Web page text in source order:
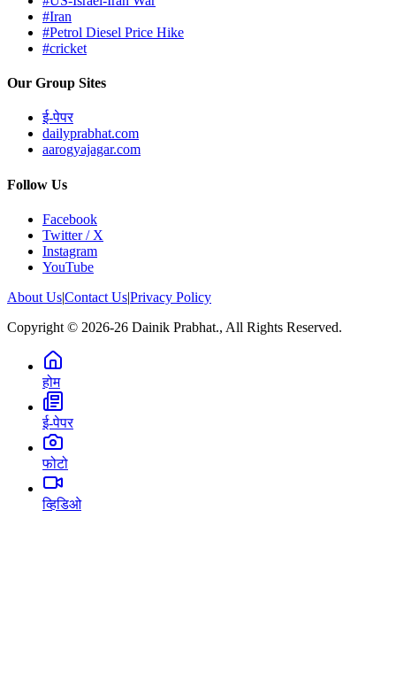
#Iran
#Petrol Diesel Price Hike
#cricket
Our Group Sites
ई-पेपर
dailyprabhat.com
aarogyajagar.com
Follow Us
Facebook
Twitter / X
Instagram
YouTube
About Us|Contact Us|Privacy Policy
Copyright © 2026-26 Dainik Prabhat., All Rights Reserved.
होम
ई-पेपर
फोटो
व्हिडिओ